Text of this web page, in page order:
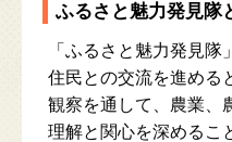
ふるさと魅力発見隊
「ふるさと魅力発見
住民との交流を進める
観察を通して、農業、
理解と関心を深めるこ